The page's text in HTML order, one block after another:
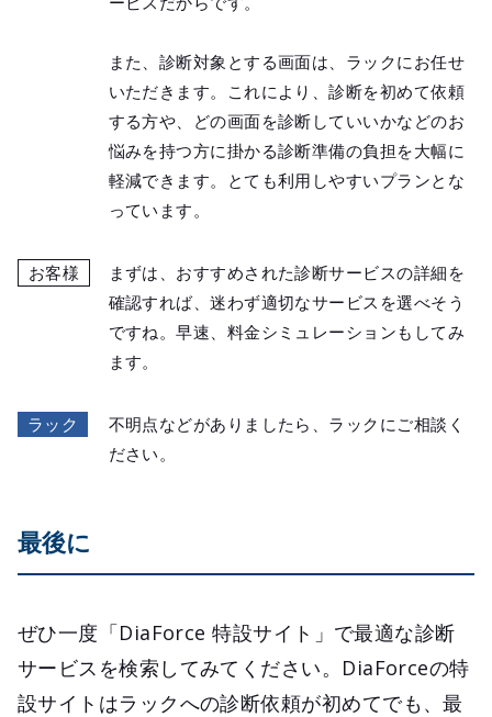
また、診断対象とする画面は、ラックにお任せ
いただきます。これにより、診断を初めて依頼
する方や、どの画面を診断していいかなどのお
悩みを持つ方に掛かる診断準備の負担を大幅に
軽減できます。とても利用しやすいプランとな
っています。
お客様
まずは、おすすめされた診断サービスの詳細を
確認すれば、迷わず適切なサービスを選べそう
ですね。早速、料金シミュレーションもしてみ
ます。
ラック
不明点などがありましたら、ラックにご相談く
ださい。
最後に
ぜひ一度「DiaForce 特設サイト」で最適な診断
サービスを検索してみてください。DiaForceの特
設サイトはラックへの診断依頼が初めてでも、最